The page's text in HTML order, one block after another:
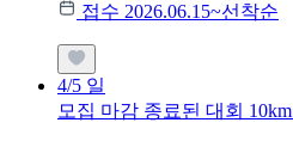
접수 2026.06.15~선착순
4/5 일
모집 마감 종료된 대회 10km